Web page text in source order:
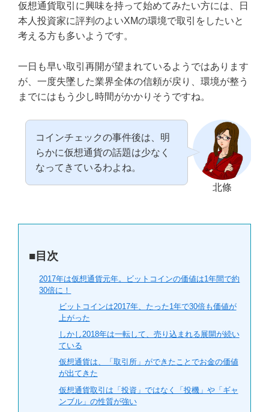
仮想通貨取引に興味を持って始めてみたい方には、日
本人投資家に評判のよいXMの環境で取引をしたいと
考える方も多いようです。
一日も早い取引再開が望まれているようではあります
が、一度失墜した業界全体の信頼が戻り、環境が整う
までにはもう少し時間がかかりそうですね。
北條
コインチェックの事件後は、明
らかに仮想通貨の話題は少なく
なってきているわよね。
■目次
2017年は仮想通貨元年。ビットコインの価値は1年間で約
30倍に！
ビットコインは2017年、たった1年で30倍も価値が
上がった
しかし2018年は一転して、売り込まれる展開が続い
ている
仮想通貨は、「取引所」ができたことでお金の価値
が出てきた
仮想通貨取引は「投資」ではなく「投機」や「ギャ
ンブル」の性質が強い